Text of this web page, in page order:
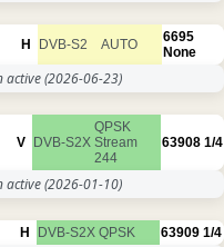
H DVB-S2 AUTO
6695
None
active(2026-06-23)
V DVB-S2X
QPSK
Stream
244
63908 1/4
active(2026-01-10)
H DVB-S2X QPSK 63909 1/4